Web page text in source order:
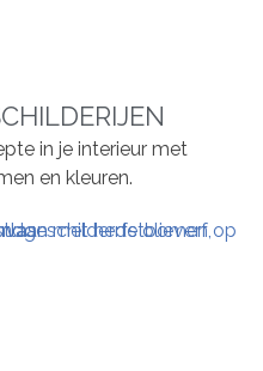
in je interieur met
en kleuren.